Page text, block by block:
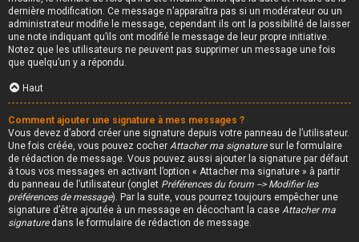
dernière modification. Ce message n’apparaîtra pas si un modérateur ou un
administrateur modifie le message, cependant ils ont la possibilité de laisser
une note indiquant qu’ils ont modifié le message de leur propre initiative.
Notez que les utilisateurs ne peuvent pas supprimer un message une fois
que quelqu’un y a répondu.
Haut
Comment ajouter une signature à mes messages ?
Vous devez d’abord créer une signature depuis votre panneau de l’utilisateur.
Une fois créée, vous pouvez cocher Attacher ma signaturesur le formulaire
de rédaction de message. Vous pouvez aussi ajouter la signature par défaut
à tous vos messages en activant l’option « Attacher ma signature » à partir
du panneau de l’utilisateur (onglet Préférences du forum --> Modifier les
préférences de message). Par la suite, vous pourrez toujours empêcher une
signature d’être ajoutée à un message en décochant la case Attacher ma
signaturedans le formulaire de rédaction de message.